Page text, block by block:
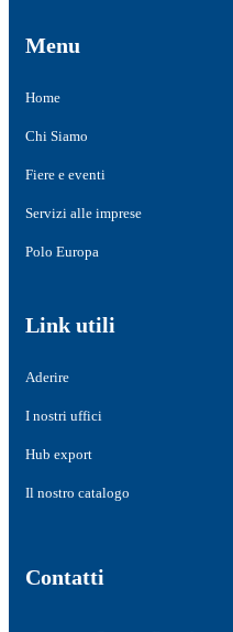
Menu
Home
Chi Siamo
Fiere e eventi
Servizi alle imprese
Polo Europa
Link utili
Aderire
I nostri uffici
Hub export
Il nostro catalogo
Contatti